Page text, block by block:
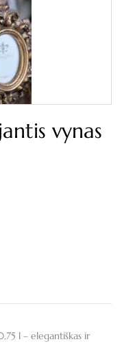
vynas
l – elegantiškas ir